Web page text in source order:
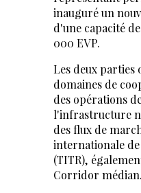
inauguré un
d'une capacité
000 EVP.
Les deux parties
domaines de
des opérations
l'infrastructure
des flux de
internationale
(TITR),
Corridor médian.